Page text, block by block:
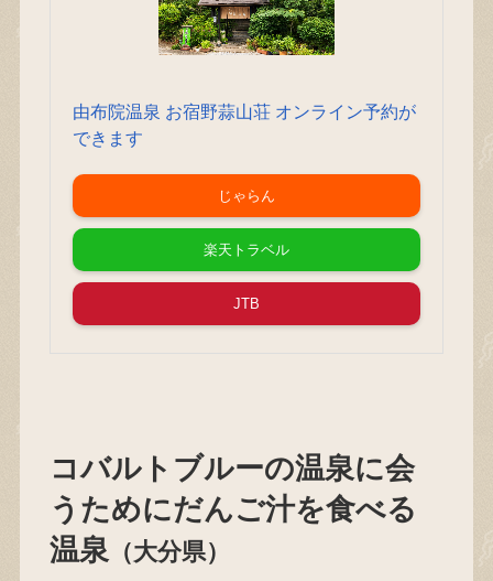
由布院温泉 お宿野蒜山荘 オンライン予約が
できます
じゃらん
楽天トラベル
JTB
コバルトブルーの温泉に会
うためにだんご汁を食べる
温泉（大分県）